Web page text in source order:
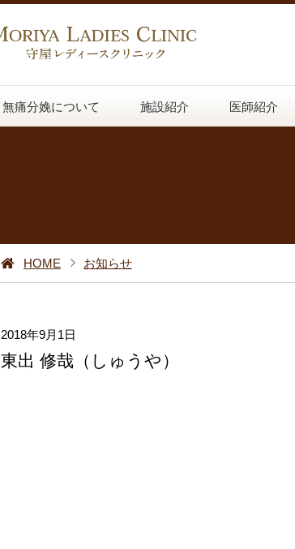
無痛分娩について 施設紹介 医師紹介
HOME お知らせ
2018年9月1日
東出 修哉（しゅうや）